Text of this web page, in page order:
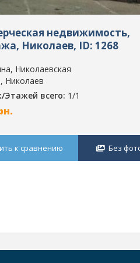
недвижимость,
Николаев, ID: 1268
Николаевская
Николаев
Этажей всего: 1/1
к сравнению Без